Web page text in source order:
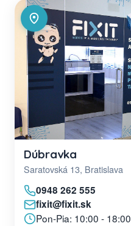
Dúbravka
Saratovská 13, Bratislava
0948 262 555
fixit@fixit.sk
Pon-Pia: 10:00 - 18:00